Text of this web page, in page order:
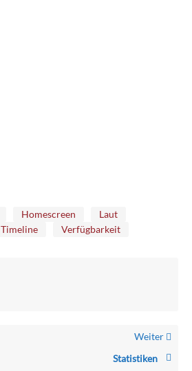
Homescreen
Laut
Timeline Verfügbarkeit
Weiter
Statistiken